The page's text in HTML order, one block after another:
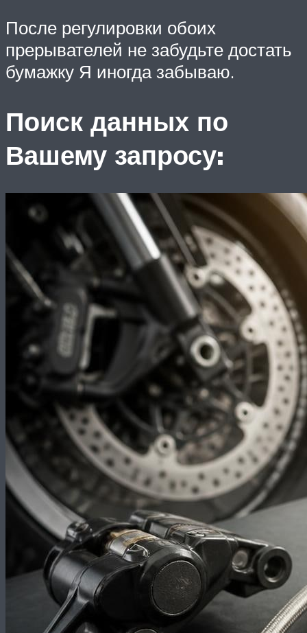
После регулировки обоих
прерывателей не забудьте достать
бумажку Я иногда забываю.
Поиск данных по
Вашему запросу: